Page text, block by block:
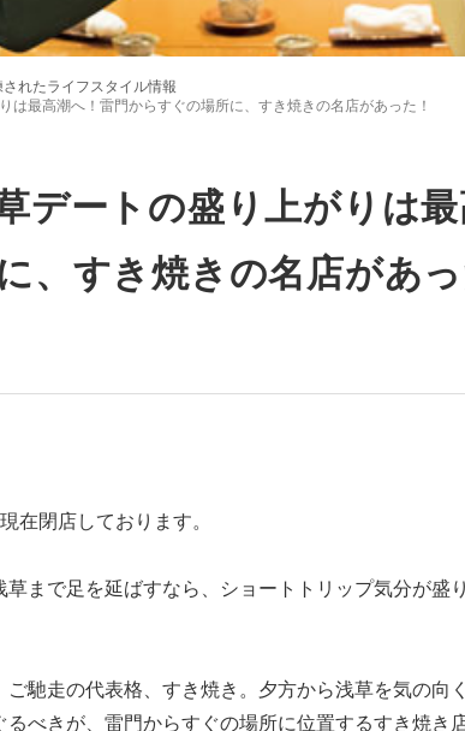
れたライフスタイル情報
は最高潮へ！雷門からすぐの場所に、すき焼きの名店があった！
デートの盛り上がりは
、すき焼きの名店があっ
在閉店しております。
まで足を延ばすなら、ショートトリップ気分が盛
ご馳走の代表格、すき焼き。夕方から浅草を気の向
べきが、雷門からすぐの場所に位置するすき焼き